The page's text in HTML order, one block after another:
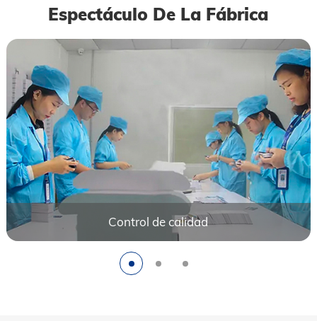
Espectáculo De La Fábrica
Control de calidad